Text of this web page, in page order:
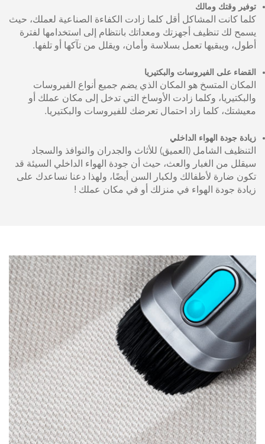
توفير وقتك ومالك
كلما كانت المشاكل أقل كلما زادت الكفاءة الصناعية لعملك، حيث
يسمح لك تنظيف أجهزتك ومعداتك بانتظام إلى استخدامها لفترة
أطول، ويبقيها تعمل بسلاسة وأمان، ويقلل من تآكها أو تلفها.
القضاء على الفيروسات والبكتيريا
المكان المتسخ هو المكان الذي يضم جميع أنواع الفيروسات
والبكتيريا، وكلما زادت الأوساخ التي تدخل إلى مكان عملك أو
معيشتك، كلما زاد احتمال تعرضك للفيروسات والبكتيريا.
زيادة جودة الهواء الداخلي
التنظيف الشامل (العميق) للأثاث والجدران والنوافذ والسجاد
سيقلل من الغبار والعث، حيث أن جودة الهواء الداخلي السيئة قد
تكون ضارة لأطفالك ولكبار السن أيضًا، ولهذا دعنا نساعدك على
زيادة جودة الهواء في منزلك أو في مكان عملك !